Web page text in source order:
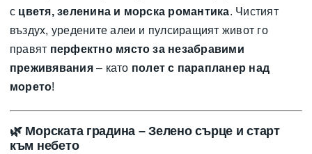
с цветя, зеленина и морска романтика. Чистият
въздух, уредените алеи и пулсиращият живот го
правят перфектно място за незабравими
преживявания– като полет с парапланер над
морето!
🌿 Морската градина – Зелено сърце и старт
към небето